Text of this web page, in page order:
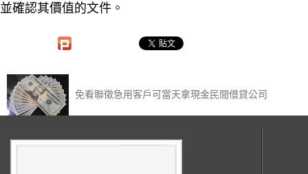
並確認其價值的文件。
免看聯徵急用客戶可當天拿現金民間借貸公司